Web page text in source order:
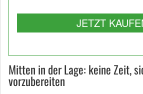
JETZT
Mitten in der Lage: keine Zeit,
vorzubereiten